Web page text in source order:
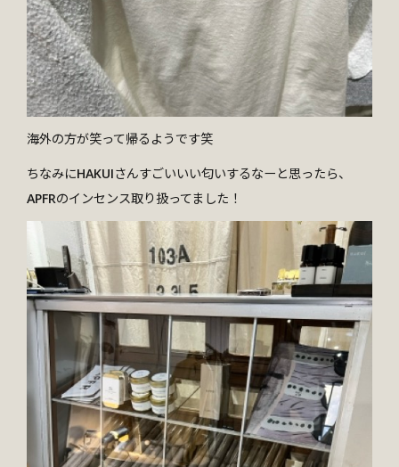
海外の方が笑って帰るようです笑
ちなみにHAKUIさんすごいいい匂いするなーと思ったら、
APFRのインセンス取り扱ってました！